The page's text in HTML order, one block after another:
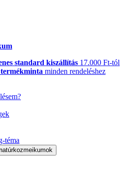
standard kiszállítás 17.000 Ft-tól
minden rendeléshez
téma